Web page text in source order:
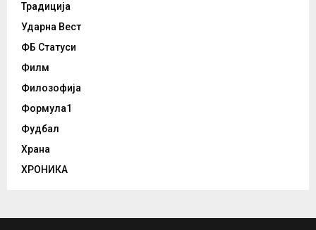
Традиција
Ударна Вест
ФБ Статуси
Филм
Филозофија
Формула1
Фудбал
Храна
ХРОНИКА